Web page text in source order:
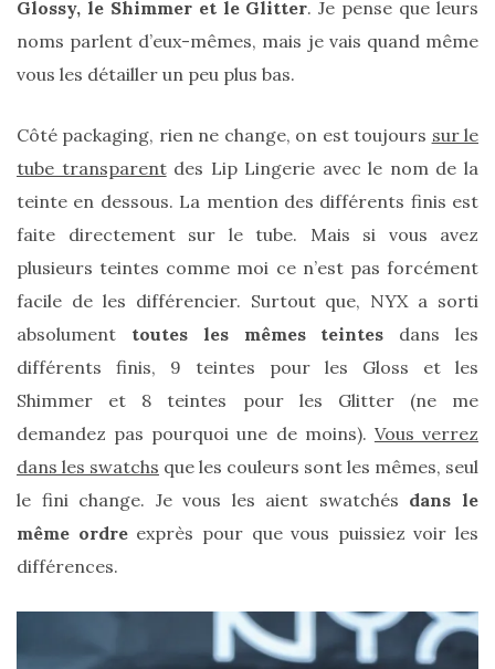
légers
tendance
l’été
23/05/2026
Glossy, le Shimmer et le Glitter. Je pense que leurs
noms parlent d’eux-mêmes, mais je vais quand même
vous les détailler un peu plus bas.
Côté packaging, rien ne change, on est toujours sur le
tube transparentdes Lip Lingerie avec le nom de la
teinte en dessous. La mention des différents finis est
faite directement sur le tube. Mais si vous avez
plusieurs teintes comme moi ce n’est pas forcément
facile de les différencier. Surtout que, NYX a sorti
absolument toutes les mêmes teintes dans les
différents finis, 9 teintes pour les Gloss et les
Shimmer et 8 teintes pour les Glitter (ne me
demandez pas pourquoi une de moins). Vous verrez
dans les swatchs que les couleurs sont les mêmes, seul
le fini change. Je vous les aient swatchés dans le
même ordreexprès pour que vous puissiez voir les
différences.